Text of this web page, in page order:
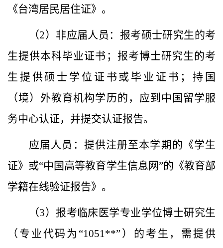
《台湾居民居住证》。
（2）非应届人员：报考硕士研究生的考
生提供本科毕业证书；报考博士研究生的考
生提供硕士学位证书或毕业证书；持国
（境）外教育机构学历的，应到中国留学服
务中心认证，并提交认证报告。
应届人员：提供注册至本学期的《学生
证》或“中国高等教育学生信息网”的《教育部
学籍在线验证报告》。
（3）报考临床医学专业学位博士研究生
（专业代码为“1051**”）的考生，需提供